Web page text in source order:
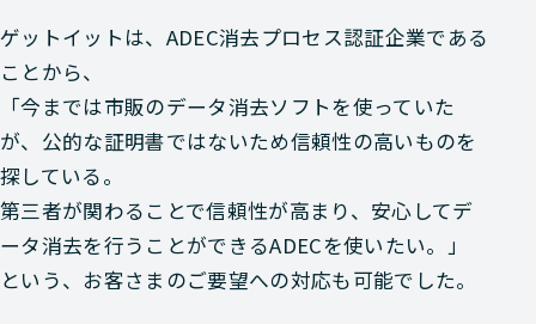
ゲットイットは、ADEC消去プロセス認証企業である
ことから、
「今までは市販のデータ消去ソフトを使っていた
が、公的な証明書ではないため信頼性の高いものを
探している。
第三者が関わることで信頼性が高まり、安心してデ
ータ消去を行うことができるADECを使いたい。」
という、お客さまのご要望への対応も可能でした。